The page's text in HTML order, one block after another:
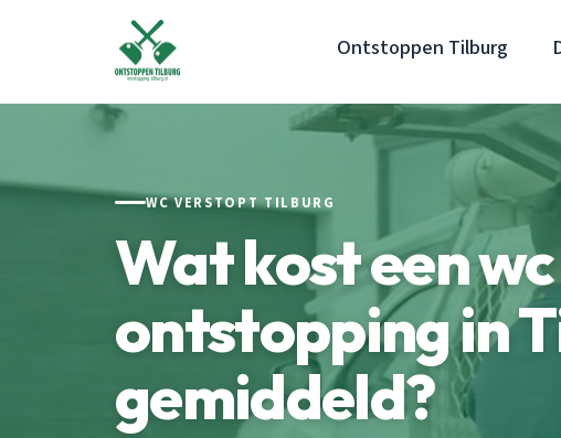
Ontstoppen Tilburg
WC VERSTOPT TILBURG
Wat kost een wc
ontstopping in
gemiddeld?